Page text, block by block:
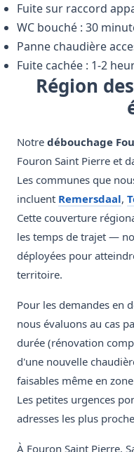
Fuite sur raccord
WC bouché : 30
Panne chaudière
Fuite cachée : 1-2
Région
Notre débouchage
Fouron Saint Pierre et
Les communes que
incluent Remersdaal,
Cette couverture
les temps de trajet —
déployées pour
territoire.
Pour les demandes en
nous évaluons au cas
durée (rénovation
d'une nouvelle
faisables même en
Les petites urgences
adresses les plus
À Fouron Saint Pierre,